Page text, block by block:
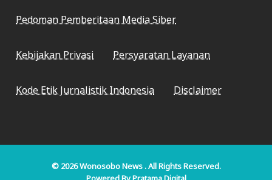
Pedoman Pemberitaan Media Siber
Kebijakan Privasi Persyaratan Layanan
Kode Etik Jurnalistik Indonesia Disclaimer
© 2026Wonosobo News. All Rights Reserved.